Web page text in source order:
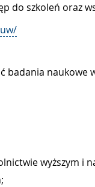
do szkoleń oraz
naukowe
wyższym i